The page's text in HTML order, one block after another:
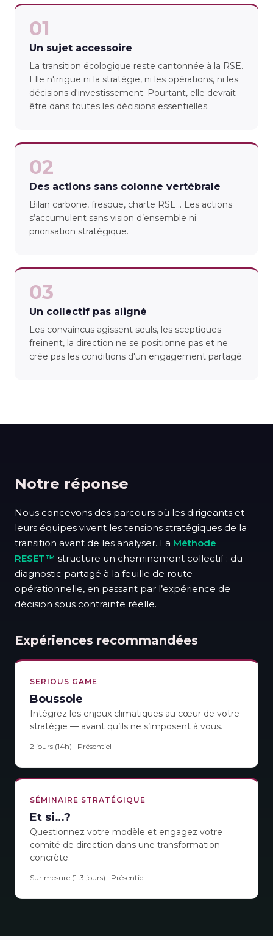
01
Un sujet accessoire
La transition écologique reste cantonnée à la RSE.
Elle n'irrigue ni la stratégie, ni les opérations, ni les
décisions d'investissement. Pourtant, elle devrait
être dans toutes les décisions essentielles.
02
Des actions sans colonne vertébrale
Bilan carbone, fresque, charte RSE… Les actions
s’accumulent sans vision d’ensemble ni
priorisation stratégique.
03
Un collectif pas aligné
Les convaincus agissent seuls, les sceptiques
freinent, la direction ne se positionne pas et ne
crée pas les conditions d'un engagement partagé.
Notre réponse
Nous concevons des parcours où les dirigeants et
leurs équipes vivent les tensions stratégiques de la
transition avant de les analyser. La Méthode
RESET™ structure un cheminement collectif : du
diagnostic partagé à la feuille de route
opérationnelle, en passant par l’expérience de
décision sous contrainte réelle.
Expériences recommandées
SERIOUS GAME
Boussole
Intégrez les enjeux climatiques au cœur de votre
stratégie — avant qu’ils ne s’imposent à vous.
2 jours (14h) · Présentiel
SÉMINAIRE STRATÉGIQUE
Et si…?
Questionnez votre modèle et engagez votre
comité de direction dans une transformation
concrète.
Sur mesure (1-3 jours) · Présentiel